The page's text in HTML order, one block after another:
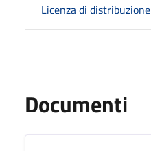
Licenza di distribuzione
Documenti